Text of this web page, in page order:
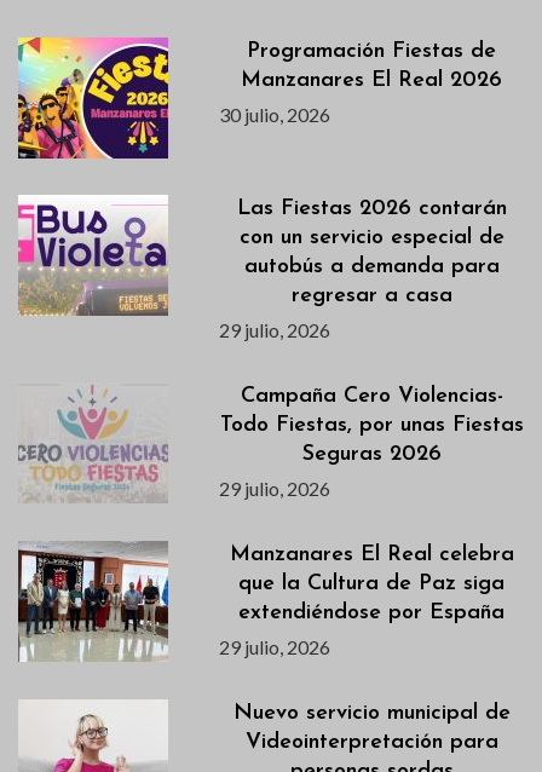
Programación Fiestas de
Manzanares El Real 2026
30 julio, 2026
Las Fiestas 2026 contarán
con un servicio especial de
autobús a demanda para
regresar a casa
29 julio, 2026
Campaña Cero Violencias-
Todo Fiestas, por unas Fiestas
Seguras 2026
29 julio, 2026
Manzanares El Real celebra
que la Cultura de Paz siga
extendiéndose por España
29 julio, 2026
Nuevo servicio municipal de
Videointerpretación para